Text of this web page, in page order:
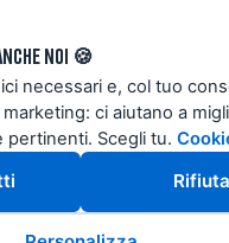
. All
noi 🍪
necessari e, col tuo
ci aiutano a
Scegli tu.
Rifiuta